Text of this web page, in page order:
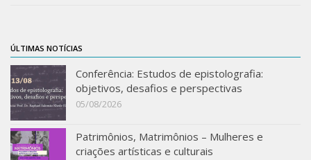
ÚLTIMAS NOTÍCIAS
Conferência: Estudos de epistolografia:
objetivos, desafios e perspectivas
05/08/2026
Patrimônios, Matrimônios – Mulheres e
criações artísticas e culturais